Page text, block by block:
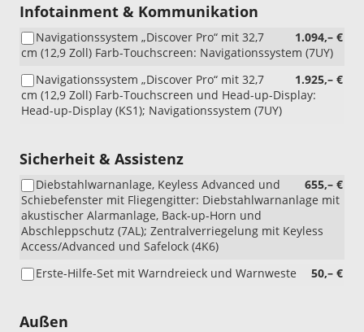
Infotainment & Kommunikation
1.094,– €
Navigationssystem „Discover Pro“ mit 32,7
cm (12,9 Zoll) Farb-Touchscreen: Navigationssystem (7UY)
1.925,– €
Navigationssystem „Discover Pro“ mit 32,7
cm (12,9 Zoll) Farb-Touchscreen und Head-up-Display:
Head-up-Display (KS1); Navigationssystem (7UY)
Sicherheit & Assistenz
655,– €
Diebstahlwarnanlage, Keyless Advanced und
Schiebefenster mit Fliegengitter: Diebstahlwarnanlage mit
akustischer Alarmanlage, Back-up-Horn und
Abschleppschutz (7AL); Zentralverriegelung mit Keyless
Access/Advanced und Safelock (4K6)
50,– €
Erste-Hilfe-Set mit Warndreieck und Warnweste
Außen